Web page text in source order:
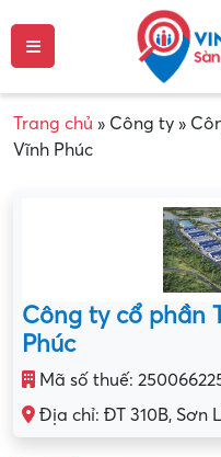
Trang chủ » Công ty »
Vĩnh Phúc
Công ty cổ phần
Phúc
Mã số thuế:
Địa chỉ: ĐT 310B, Sơn